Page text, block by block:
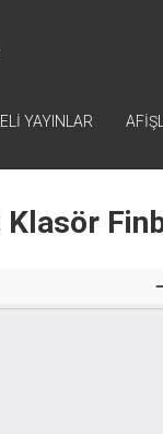
YAYINLAR